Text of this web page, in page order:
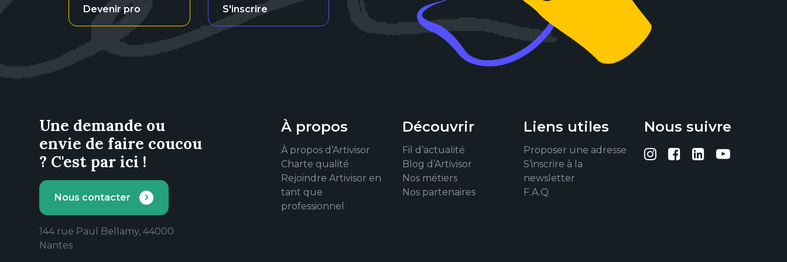
Devenir pro S'inscrire
Une demande ou
envie de faire coucou
? C'est par ici !
Nous contacter
144 rue Paul Bellamy, 44000
Nantes
À propos
À propos d’Artivisor
Charte qualité
Rejoindre Artivisor en
tant que
professionnel
Découvrir
Fil d’actualité
Blog d’Artivisor
Nos métiers
Nos partenaires
Liens utiles
Proposer une adresse
S’inscrire à la
newsletter
F.A.Q
Nous suivre
Suivez-nous sur
Suivez-nous
Suivez-Suivez-